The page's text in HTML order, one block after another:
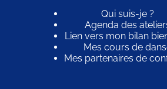
Qui suis-je ?
Agenda des
Lien vers mon bilan
Mes cours de
Mes partenaires de